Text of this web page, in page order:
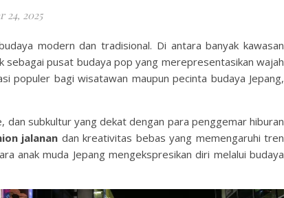
24, 2025
modern dan tradisional. Di antara banyak kawasan
sebagai pusat budaya pop yang merepresentasikan wajah
populer bagi wisatawan maupun pecinta budaya Jepang,
dan subkultur yang dekat dengan para penggemar hiburan
jalanan dan kreativitas bebas yang memengaruhi tren
anak muda Jepang mengekspresikan diri melalui budaya